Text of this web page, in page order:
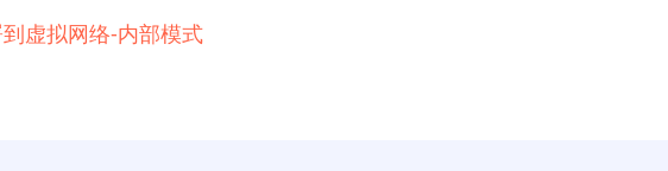
虚拟网络-内部模式